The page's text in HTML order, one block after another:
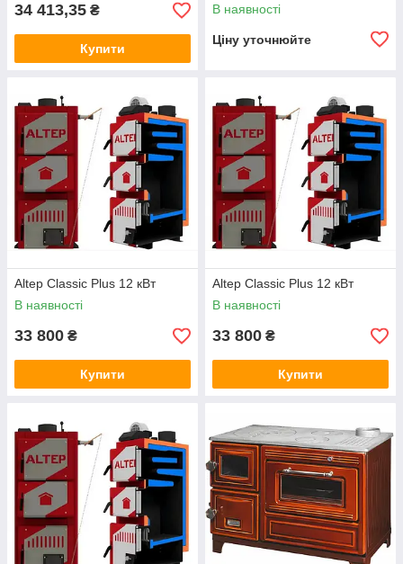
34 413,35 ₴
Купити
В наявності
Ціну уточнюйте
Altep Classic Plus 12 кВт
В наявності
33 800 ₴
Купити
Altep Classic Plus 12 кВт
В наявності
33 800 ₴
Купити